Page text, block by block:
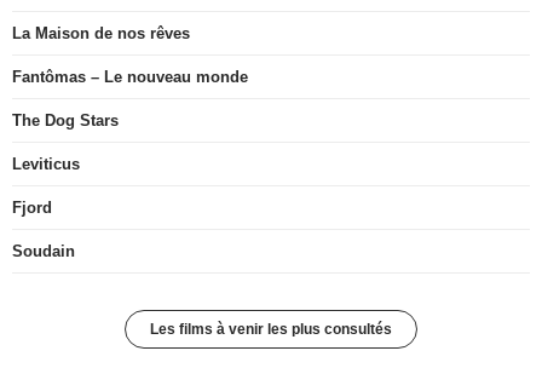
La Maison de nos rêves
Fantômas – Le nouveau monde
The Dog Stars
Leviticus
Fjord
Soudain
Les films à venir les plus consultés